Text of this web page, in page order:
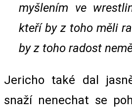
myšlením ve
kteří by z toho měli
by z toho radost
Jericho také dal
snaží nenechat se